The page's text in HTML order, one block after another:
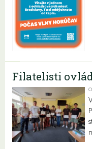
Filatelisti